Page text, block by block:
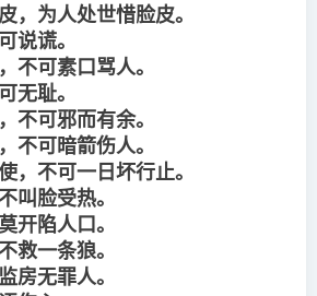
为人处世惜脸皮。
说谎。
可素口骂人。
无耻。
可邪而有余。
可暗箭伤人。
不可一日坏行止。
脸受热。
陷人口。
一条狼。
无罪人。